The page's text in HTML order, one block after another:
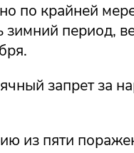
по крайней
зимний период,
запрет за
из пяти